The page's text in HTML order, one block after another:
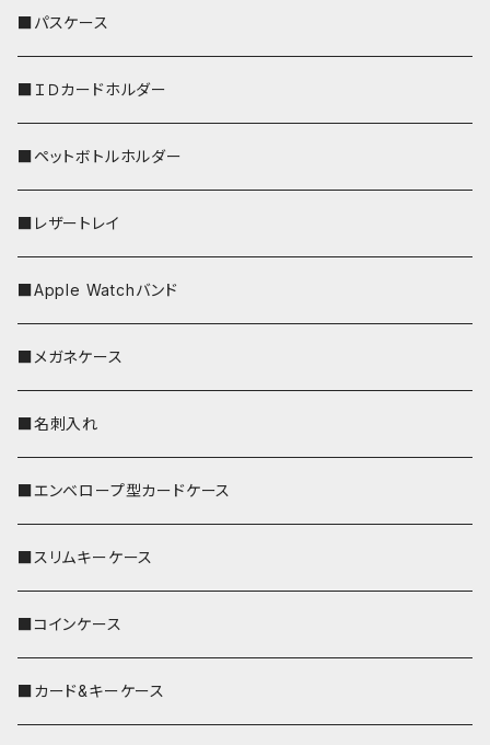
リールのみ
ストラップ付
■パスケース
■ＩＤカードホルダー
■ペットボトルホルダー
■レザートレイ
■Apple Watchバンド
■メガネケース
■名刺入れ
■エンベロープ型カードケース
■スリムキーケース
■コインケース
■カード&キーケース